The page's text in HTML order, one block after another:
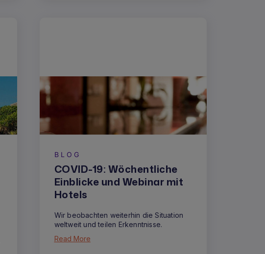
BLOG
COVID-19: Wöchentliche
Einblicke und Webinar mit
Hotels
Wir beobachten weiterhin die Situation
weltweit und teilen Erkenntnisse.
Read More